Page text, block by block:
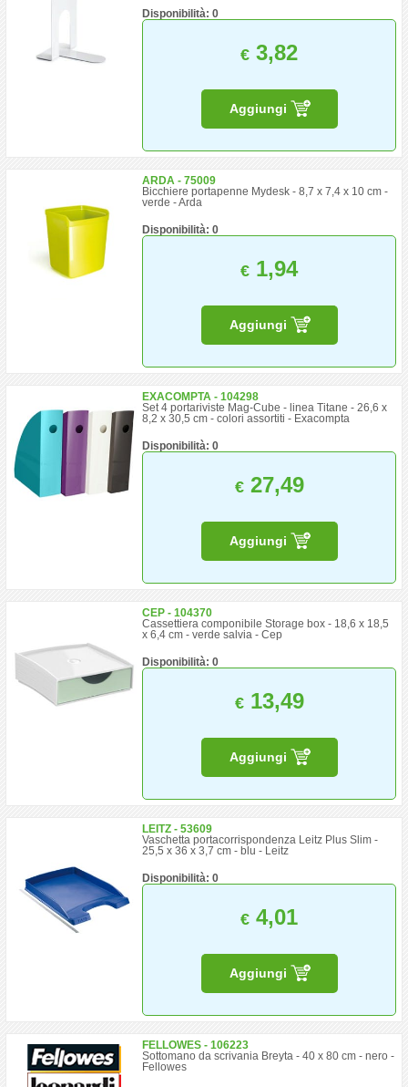
Disponibilità: 0
€ 3,82
Aggiungi
ARDA - 75009
Bicchiere portapenne Mydesk - 8,7 x 7,4 x 10 cm -
verde - Arda
Disponibilità: 0
€ 1,94
Aggiungi
EXACOMPTA - 104298
Set 4 portariviste Mag-Cube - linea Titane - 26,6 x
8,2 x 30,5 cm - colori assortiti - Exacompta
Disponibilità: 0
€27,49
Aggiungi
CEP - 104370
Cassettiera componibile Storage box - 18,6 x 18,5
x 6,4 cm - verde salvia - Cep
Disponibilità: 0
€13,49
Aggiungi
LEITZ - 53609
Vaschetta portacorrispondenza Leitz Plus Slim -
25,5 x 36 x 3,7 cm - blu - Leitz
Disponibilità: 0
€ 4,01
Aggiungi
FELLOWES - 106223
Sottomano da scrivania Breyta - 40 x 80 cm - nero -
Fellowes